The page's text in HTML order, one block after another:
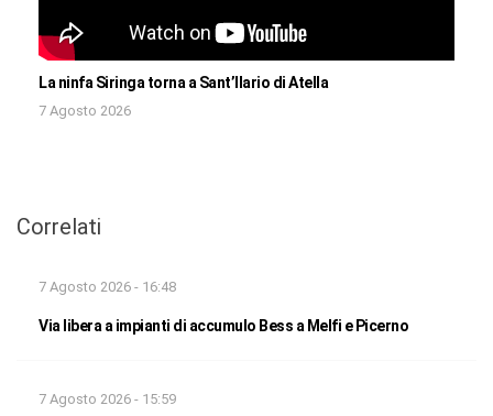
La ninfa Siringa torna a Sant’Ilario di Atella
7 Agosto 2026
Correlati
7 Agosto 2026 - 16:48
Via libera a impianti di accumulo Bess a Melfi e Picerno
7 Agosto 2026 - 15:59